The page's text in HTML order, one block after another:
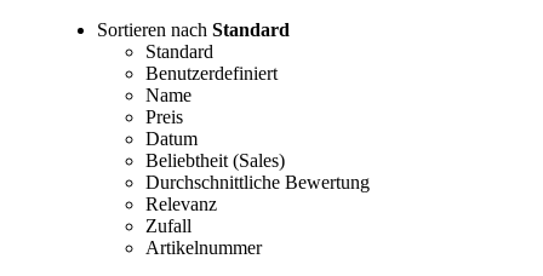
Sortieren nachStandard
Standard
Benutzerdefiniert
Name
Preis
Datum
Beliebtheit (Sales)
Durchschnittliche Bewertung
Relevanz
Zufall
Artikelnummer